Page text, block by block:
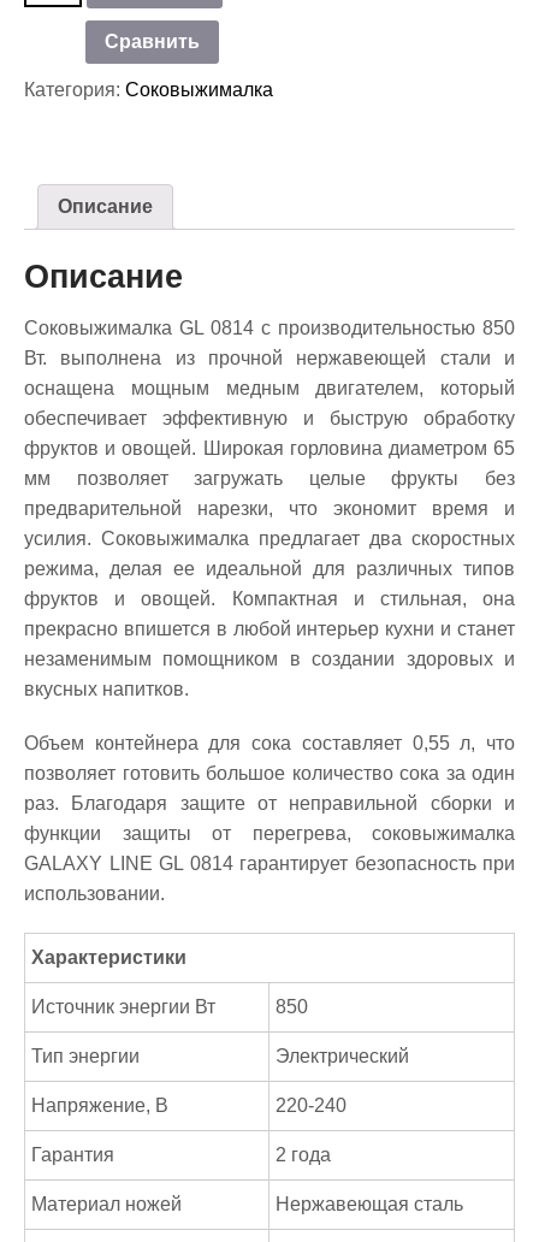
Соковыжималка
центробежная
LINE
Сравнить
Категория: Соковыжималка
Описание
Описание
Соковыжималка GL 0814 с производительностью 850
Вт. выполнена из прочной нержавеющей стали и
оснащена мощным медным двигателем, который
обеспечивает эффективную и быструю обработку
фруктов и овощей. Широкая горловина диаметром 65
мм позволяет загружать целые фрукты без
предварительной нарезки, что экономит время и
усилия. Соковыжималка предлагает два скоростных
режима, делая ее идеальной для различных типов
фруктов и овощей. Компактная и стильная, она
прекрасно впишется в любой интерьер кухни и станет
незаменимым помощником в создании здоровых и
вкусных напитков.
Объем контейнера для сока составляет 0,55 л, что
позволяет готовить большое количество сока за один
раз. Благодаря защите от неправильной сборки и
функции защиты от перегрева, соковыжималка
GALAXY LINE GL 0814 гарантирует безопасность при
использовании.
Характеристики
Источник энергии Вт 850
Тип энергии Электрический
Напряжение, В 220-240
Гарантия 2 года
Материал ножей Нержавеющая сталь